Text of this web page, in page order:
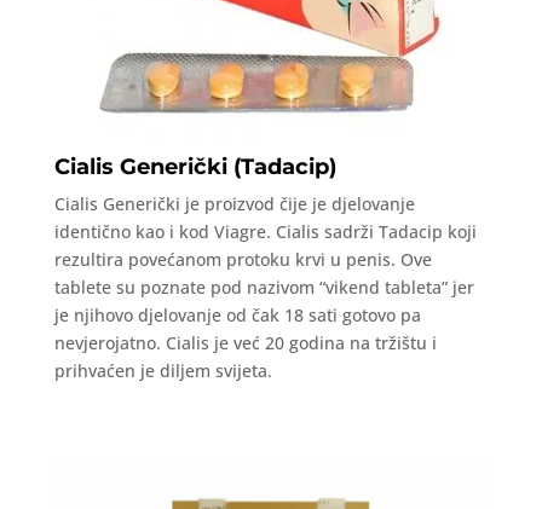
Cialis Generički (Tadacip)
Cialis Generički je proizvod čije je djelovanje
identično kao i kod Viagre. Cialis sadrži Tadacip koji
rezultira povećanom protoku krvi u penis. Ove
tablete su poznate pod nazivom “vikend tableta” jer
je njihovo djelovanje od čak 18 sati gotovo pa
nevjerojatno. Cialis je već 20 godina na tržištu i
prihvaćen je diljem svijeta.